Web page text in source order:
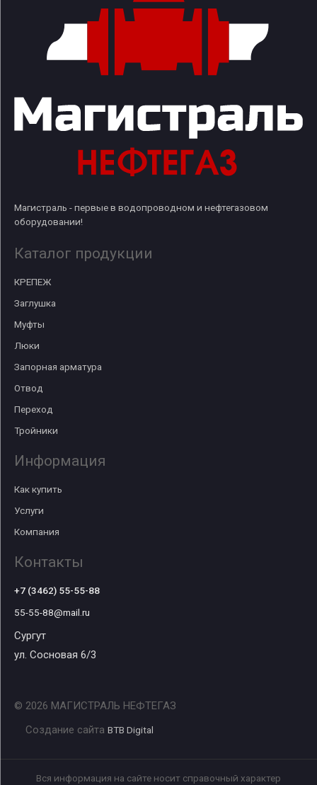
Магистраль - первые в водопроводном и нефтегазовом
оборудовании!
Каталог продукции
КРЕПЕЖ
Заглушка
Муфты
Люки
Запорная арматура
Отвод
Переход
Тройники
Информация
Как купить
Услуги
Компания
Контакты
+7 (3462) 55-55-88
55-55-88@mail.ru
Сургут
ул. Сосновая 6/3
© 2026 МАГИСТРАЛЬ НЕФТЕГАЗ
Создание сайта BTB Digital
Вся информация на сайте носит справочный характер